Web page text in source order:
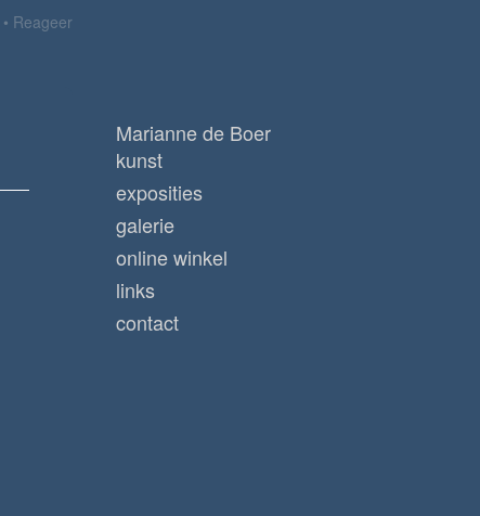
Reageer
Marianne de Boer
kunst
exposities
galerie
online winkel
links
contact